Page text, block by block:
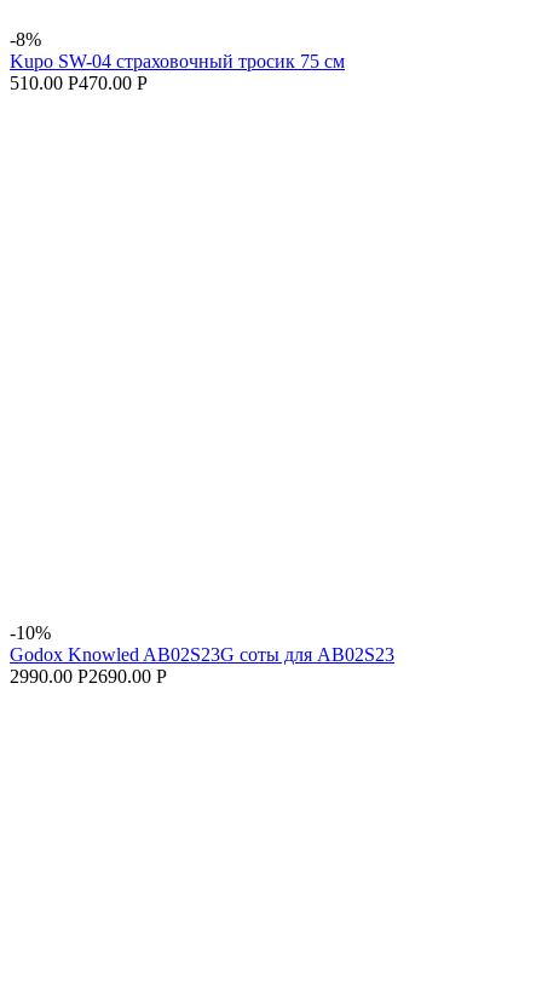
-8%
Kupo SW-04 страховочный тросик 75 см
510.00 Р470.00 Р
-10%
Godox Knowled AB02S23G соты для AB02S23
2990.00 Р2690.00 Р